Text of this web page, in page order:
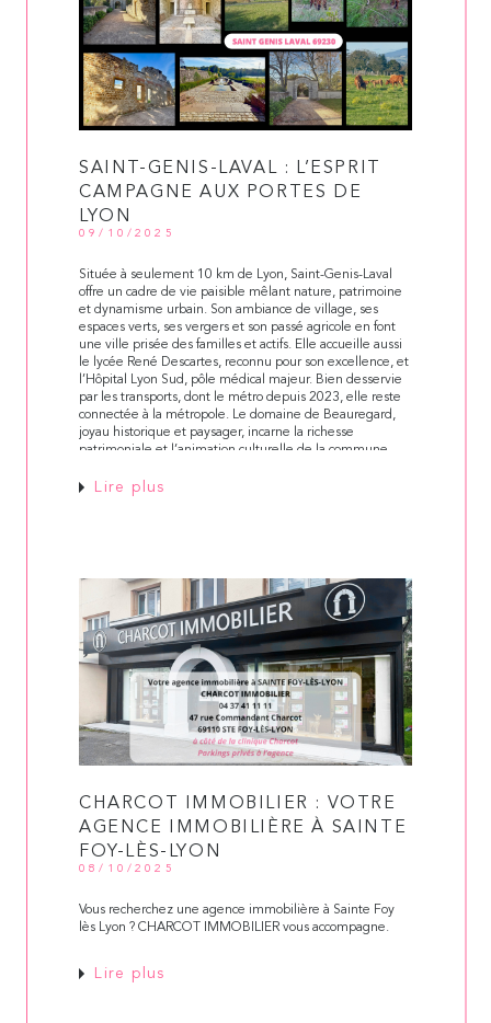
SAINT-GENIS-LAVAL : L’ESPRIT
CAMPAGNE AUX PORTES DE
LYON
09/10/2025
Située à seulement 10 km de Lyon, Saint-Genis-Laval
offre un cadre de vie paisible mêlant nature, patrimoine
et dynamisme urbain. Son ambiance de village, ses
espaces verts, ses vergers et son passé agricole en font
une ville prisée des familles et actifs. Elle accueille aussi
le lycée René Descartes, reconnu pour son excellence, et
l’Hôpital Lyon Sud, pôle médical majeur. Bien desservie
par les transports, dont le métro depuis 2023, elle reste
connectée à la métropole. Le domaine de Beauregard,
joyau historique et paysager, incarne la richesse
patrimoniale et l’animation culturelle de la commune.
Lire plus
CHARCOT IMMOBILIER : VOTRE
AGENCE IMMOBILIÈRE À SAINTE
FOY-LÈS-LYON
08/10/2025
Vous recherchez une agence immobilière à Sainte Foy
lès Lyon ? CHARCOT IMMOBILIER vous accompagne.
Lire plus